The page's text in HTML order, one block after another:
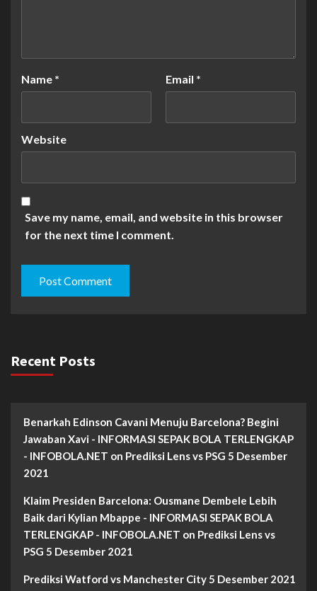
Name * Email *
Website
Save my name, email, and website in this browser
for the next time I comment.
Recent Posts
Benarkah Edinson Cavani Menuju Barcelona? Begini
Jawaban Xavi - INFORMASI SEPAK BOLA TERLENGKAP
- INFOBOLA.NET on Prediksi Lens vs PSG 5 Desember
2021
Klaim Presiden Barcelona: Ousmane Dembele Lebih
Baik dari Kylian Mbappe - INFORMASI SEPAK BOLA
TERLENGKAP - INFOBOLA.NET on Prediksi Lens vs
PSG 5 Desember 2021
Prediksi Watford vs Manchester City 5 Desember 2021